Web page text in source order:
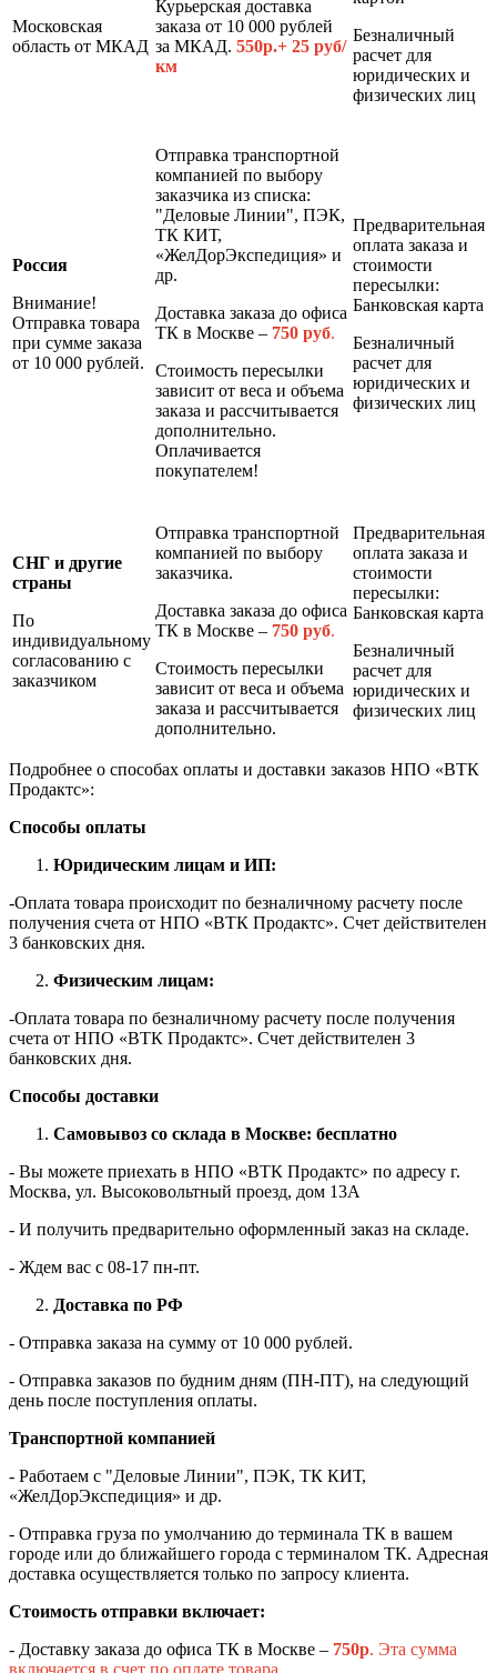
Московская
область от МКАД
Курьерская доставка
заказа от 10 000 рублей
за МКАД. 550р.+ 25 руб/
км
Безналичный
расчет для
юридических и
физических лиц
Россия
Внимание!
Отправка товара
при сумме заказа
от 10 000 рублей.
Отправка транспортной
компанией по выбору
заказчика из списка:
"Деловые Линии", ПЭК,
ТК КИТ,
«ЖелДорЭкспедиция» и
др.
Доставка заказа до офиса
ТК в Москве – 750 руб.
Стоимость пересылки
зависит от веса и объема
заказа и рассчитывается
дополнительно.
Оплачивается
покупателем!
Предварительная
оплата заказа и
стоимости
пересылки:
Банковская карта
Безналичный
расчет для
юридических и
физических лиц
СНГ и другие
страны
По
индивидуальному
согласованию с
заказчиком
Отправка транспортной
компанией по выбору
заказчика.
Доставка заказа до офиса
ТК в Москве – 750 руб.
Стоимость пересылки
зависит от веса и объема
заказа и рассчитывается
дополнительно.
Предварительная
оплата заказа и
стоимости
пересылки:
Банковская карта
Безналичный
расчет для
юридических и
физических лиц
Подробнее о способах оплаты и доставки заказов НПО «ВТК
Продактс»:
Способы оплаты
Юридическим лицам и ИП:
-Оплата товара происходит по безналичному расчету после
получения счета от НПО «ВТК Продактс». Счет действителен
3 банковских дня.
Физическим лицам:
-Оплата товара по безналичному расчету после получения
счета от НПО «ВТК Продактс». Счет действителен 3
банковских дня.
Способы доставки
Самовывоз со склада в Москве: бесплатно
- Вы можете приехать в НПО «ВТК Продактс» по адресу г.
Москва, ул. Высоковольтный проезд, дом 13А
- И получить предварительно оформленный заказ на складе.
- Ждем вас c 08-17 пн-пт.
Доставка по РФ
- Отправка заказа на сумму от 10 000 рублей.
- Отправка заказов по будним дням (ПН-ПТ), на следующий
день после поступления оплаты.
Транспортной компанией
- Работаем с "Деловые Линии", ПЭК, ТК КИТ,
«ЖелДорЭкспедиция» и др.
- Отправка груза по умолчанию до терминала ТК в вашем
городе или до ближайшего города с терминалом ТК. Адресная
доставка осуществляется только по запросу клиента.
Стоимость отправки включает:
- Доставку заказа до офиса ТК в Москве – 750р. Эта сумма
включается в счет по оплате товара.